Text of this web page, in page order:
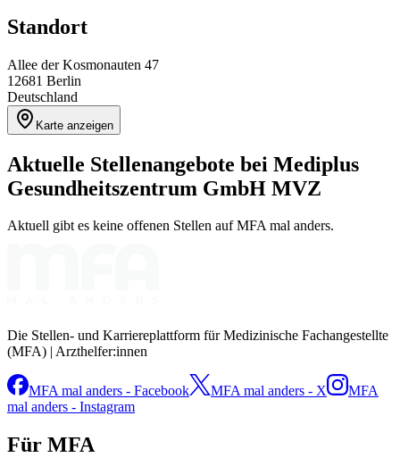
Standort
Allee der Kosmonauten 47
12681 Berlin
Deutschland
Karte anzeigen
Aktuelle Stellenangebote bei Mediplus
Gesundheitszentrum GmbH MVZ
Aktuell gibt es keine offenen Stellen auf MFA mal anders.
Die Stellen- und Karriereplattform für Medizinische Fachangestellte
(MFA) | Arzthelfer:innen
MFA mal anders - Facebook MFA mal anders - X
MFA
mal anders - Instagram
Für MFA